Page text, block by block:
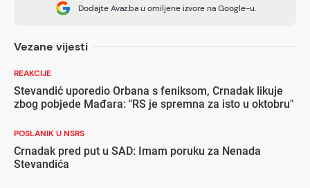
Dodajte Avaz.ba u omiljene izvore na Google-u.
Vezane vijesti
REAKCIJE
Stevandić uporedio Orbana s feniksom, Crnadak likuje
zbog pobjede Mađara: "RS je spremna za isto u oktobru"
POSLANIK U NSRS
Crnadak pred put u SAD: Imam poruku za Nenada
Stevandića